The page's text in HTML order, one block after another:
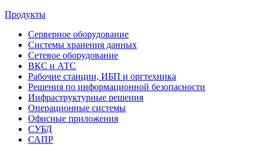
Продукты
Серверное оборудование
Системы хранения данных
Сетевое оборудование
ВКС и АТС
Рабочие станции, ИБП и оргтехника
Решения по информационной безопасности
Инфраструктурные решения
Операционные системы
Офисные приложения
СУБД
САПР